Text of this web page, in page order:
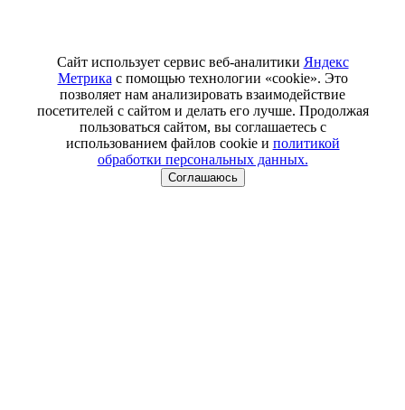
Сайт использует сервис веб-аналитики Яндекс
Метрика с помощью технологии «cookie». Это
позволяет нам анализировать взаимодействие
посетителей с сайтом и делать его лучше. Продолжая
пользоваться сайтом, вы соглашаетесь с
использованием файлов cookie и политикой
обработки персональных данных.
Соглашаюсь